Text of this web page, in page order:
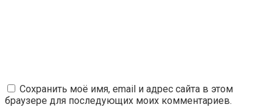
Сохранить моё имя, email и адрес сайта в этом
браузере для последующих моих комментариев.